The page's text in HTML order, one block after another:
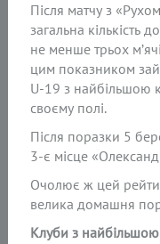
Після матчу з
загальна
не менше трьох
цим показником
U-19 з найбільшою
своєму полі.
Після поразки 5
3-є місце
Очолює ж цей
велика домашня
Клуби з